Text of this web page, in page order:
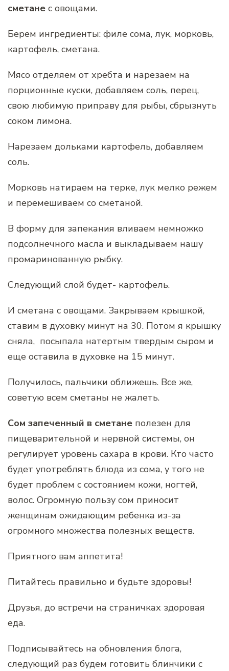
сметане с овощами.
Берем ингредиенты: филе сома, лук, морковь,
картофель, сметана.
Мясо отделяем от хребта и нарезаем на
порционные куски, добавляем соль, перец,
свою любимую приправу для рыбы, сбрызнуть
соком лимона.
Нарезаем дольками картофель, добавляем
соль.
Морковь натираем на терке, лук мелко режем
и перемешиваем со сметаной.
В форму для запекания вливаем немножко
подсолнечного масла и выкладываем нашу
промаринованную рыбку.
Следующий слой будет- картофель.
И сметана с овощами. Закрываем крышкой,
ставим в духовку минут на 30. Потом я крышку
сняла, посыпала натертым твердым сыром и
еще оставила в духовке на 15 минут.
Получилось, пальчики оближешь. Все же,
советую всем сметаны не жалеть.
Сом запеченный в сметане полезен для
пищеварительной и нервной системы, он
регулирует уровень сахара в крови. Кто часто
будет употреблять блюда из сома, у того не
будет проблем с состоянием кожи, ногтей,
волос. Огромную пользу сом приносит
женщинам ожидающим ребенка из-за
огромного множества полезных веществ.
Приятного вам аппетита!
Питайтесь правильно и будьте здоровы!
Друзья, до встречи на страничках здоровая
еда.
Подписывайтесь на обновления блога,
следующий раз будем готовить блинчики с